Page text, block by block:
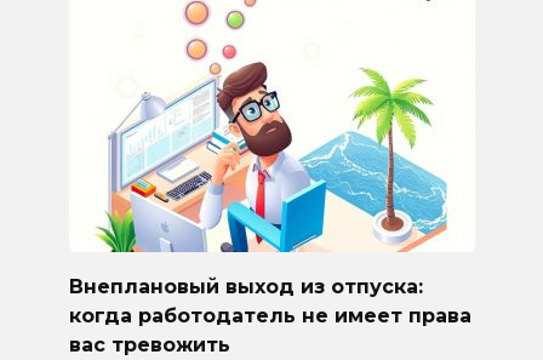
Внеплановый выход из отпуска:
когда работодатель не имеет права
вас тревожить